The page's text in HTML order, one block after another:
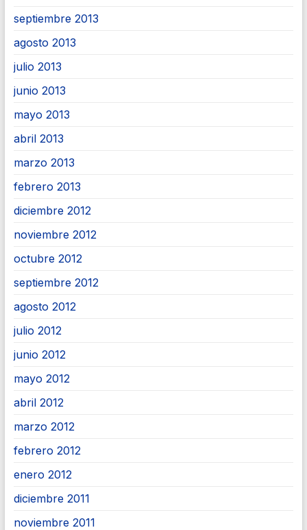
septiembre 2013
agosto 2013
julio 2013
junio 2013
mayo 2013
abril 2013
marzo 2013
febrero 2013
diciembre 2012
noviembre 2012
octubre 2012
septiembre 2012
agosto 2012
julio 2012
junio 2012
mayo 2012
abril 2012
marzo 2012
febrero 2012
enero 2012
diciembre 2011
noviembre 2011